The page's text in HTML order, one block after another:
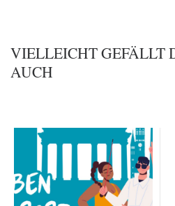
VIELLEICHT GEFÄLLT
AUCH